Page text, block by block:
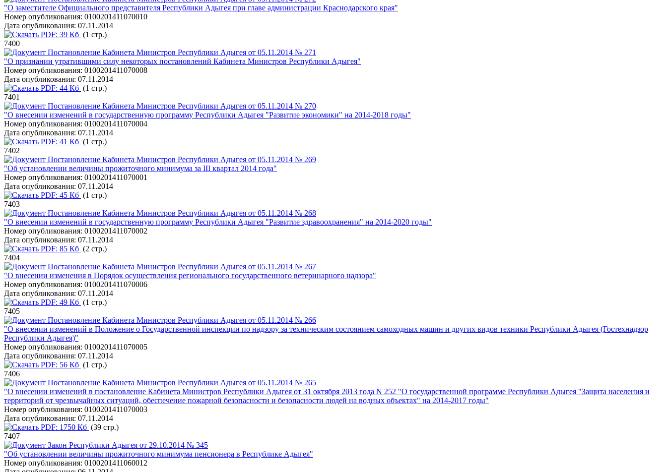
"О заместителе Официального представителя Республики Адыгея при главе администрации Краснодарского края"
Номер опубликования: 0100201411070010
Дата опубликования: 07.11.2014
PDF: 39 Кб (1 стр.)
7400
Постановление Кабинета Министров Республики Адыгея от 05.11.2014 № 271
"О признании утратившими силу некоторых постановлений Кабинета Министров Республики Адыгея"
Номер опубликования: 0100201411070008
Дата опубликования: 07.11.2014
PDF: 44 Кб (1 стр.)
7401
Постановление Кабинета Министров Республики Адыгея от 05.11.2014 № 270
"О внесении изменений в государственную программу Республики Адыгея "Развитие экономики" на 2014-2018 годы"
Номер опубликования: 0100201411070004
Дата опубликования: 07.11.2014
PDF: 41 Кб (1 стр.)
7402
Постановление Кабинета Министров Республики Адыгея от 05.11.2014 № 269
"Об установлении величины прожиточного минимума за III квартал 2014 года"
Номер опубликования: 0100201411070001
Дата опубликования: 07.11.2014
PDF: 45 Кб (1 стр.)
7403
Постановление Кабинета Министров Республики Адыгея от 05.11.2014 № 268
"О внесении изменений в государственную программу Республики Адыгея "Развитие здравоохранения" на 2014-2020 годы"
Номер опубликования: 0100201411070002
Дата опубликования: 07.11.2014
PDF: 85 Кб (2 стр.)
7404
Постановление Кабинета Министров Республики Адыгея от 05.11.2014 № 267
"О внесении изменения в Порядок осуществления регионального государственного ветеринарного надзора"
Номер опубликования: 0100201411070006
Дата опубликования: 07.11.2014
PDF: 49 Кб (1 стр.)
7405
Постановление Кабинета Министров Республики Адыгея от 05.11.2014 № 266
"О внесении изменений в Положение о Государственной инспекции по надзору за техническим состоянием самоходных машин и других видов техники Республики Адыгея (Гостехнадзор
Республики Адыгея)"
Номер опубликования: 0100201411070005
Дата опубликования: 07.11.2014
PDF: 56 Кб (1 стр.)
7406
Постановление Кабинета Министров Республики Адыгея от 05.11.2014 № 265
"О внесении изменений в постановление Кабинета Министров Республики Адыгея от 31 октября 2013 года N 252 "О государственной программе Республики Адыгея "Защита населения и
территорий от чрезвычайных ситуаций, обеспечение пожарной безопасности и безопасности людей на водных объектах" на 2014-2017 годы"
Номер опубликования: 0100201411070003
Дата опубликования: 07.11.2014
PDF: 1750 Кб (39 стр.)
7407
Закон Республики Адыгея от 29.10.2014 № 345
"Об установлении величины прожиточного минимума пенсионера в Республике Адыгея"
Номер опубликования: 0100201411060012